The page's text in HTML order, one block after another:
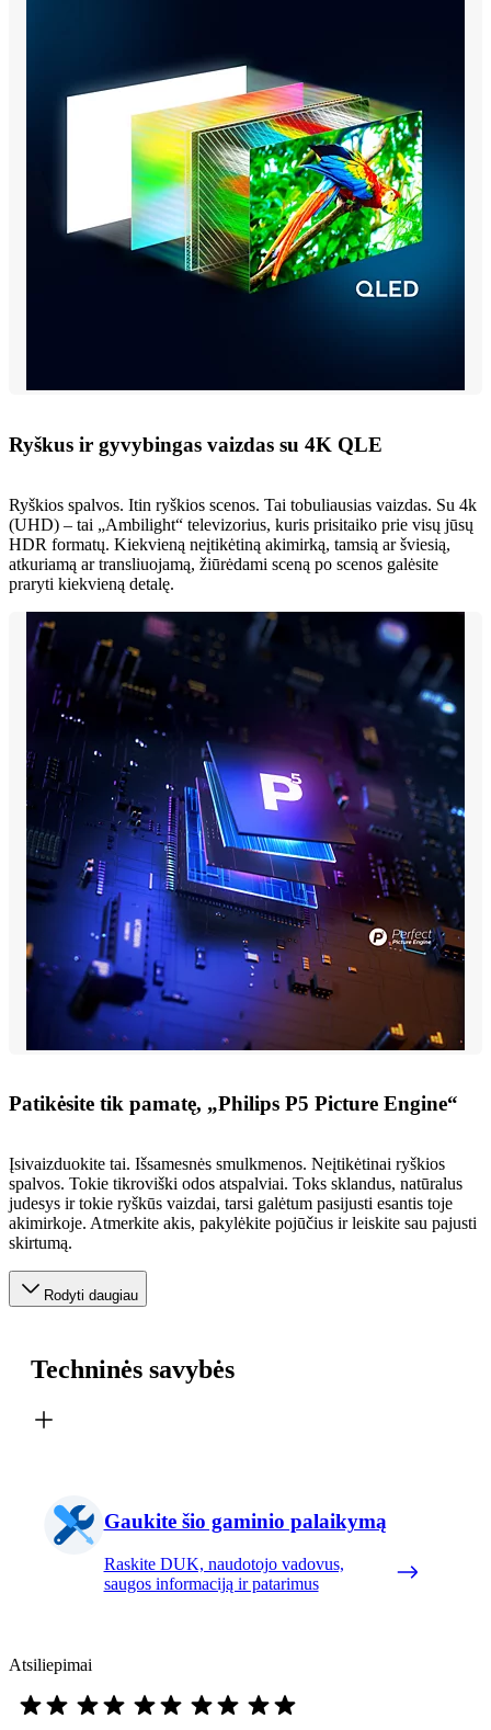
Ryškus ir gyvybingas vaizdas su 4K QLE
Ryškios spalvos. Itin ryškios scenos. Tai tobuliausias vaizdas. Su 4k
(UHD) – tai „Ambilight“ televizorius, kuris prisitaiko prie visų jūsų
HDR formatų. Kiekvieną neįtikėtiną akimirką, tamsią ar šviesią,
atkuriamą ar transliuojamą, žiūrėdami sceną po scenos galėsite
praryti kiekvieną detalę.
Patikėsite tik pamatę, „Philips P5 Picture Engine“
Įsivaizduokite tai. Išsamesnės smulkmenos. Neįtikėtinai ryškios
spalvos. Tokie tikroviški odos atspalviai. Toks sklandus, natūralus
judesys ir tokie ryškūs vaizdai, tarsi galėtum pasijusti esantis toje
akimirkoje. Atmerkite akis, pakylėkite pojūčius ir leiskite sau pajusti
skirtumą.
Rodyti daugiau
Techninės savybės
Gaukite šio gaminio palaikymą
Raskite DUK, naudotojo vadovus,
saugos informaciją ir patarimus
Atsiliepimai